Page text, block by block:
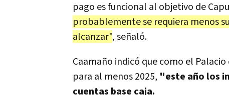
pago es funcional al objetivo de
probablemente se requiera menos
alcanzar", señaló.
Caamaño indicó que como el
para al menos 2025, "este año los
cuentas base caja.